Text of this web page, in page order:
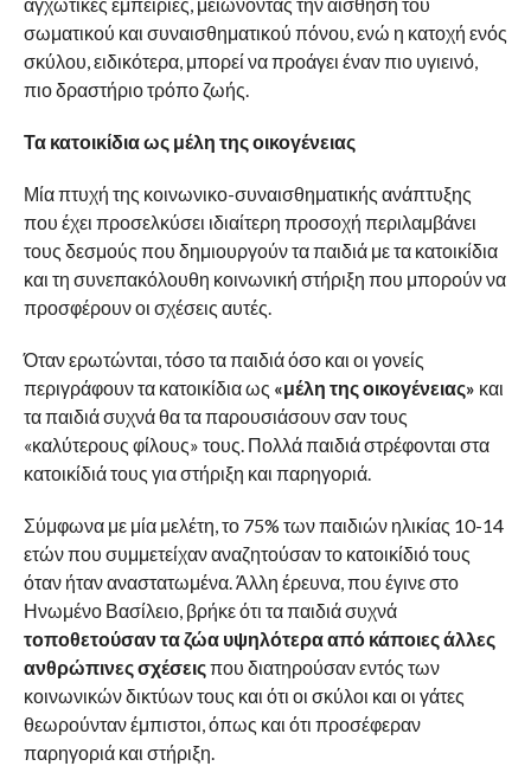
σωματικού και συναισθηματικού πόνου, ενώ η κατοχή ενός
σκύλου, ειδικότερα, μπορεί να προάγει έναν πιο υγιεινό,
πιο δραστήριο τρόπο ζωής.
Τα κατοικίδια ως μέλη της οικογένειας
Μία πτυχή της κοινωνικο-συναισθηματικής ανάπτυξης
που έχει προσελκύσει ιδιαίτερη προσοχή περιλαμβάνει
τους δεσμούς που δημιουργούν τα παιδιά με τα κατοικίδια
και τη συνεπακόλουθη κοινωνική στήριξη που μπορούν να
προσφέρουν οι σχέσεις αυτές.
Όταν ερωτώνται, τόσο τα παιδιά όσο και οι γονείς
περιγράφουν τα κατοικίδια ως «μέλη της οικογένειας» και
τα παιδιά συχνά θα τα παρουσιάσουν σαν τους
«καλύτερους φίλους» τους. Πολλά παιδιά στρέφονται στα
κατοικίδιά τους για στήριξη και παρηγοριά.
Σύμφωνα με μία μελέτη, το 75% των παιδιών ηλικίας 10-14
ετών που συμμετείχαν αναζητούσαν το κατοικίδιό τους
όταν ήταν αναστατωμένα. Άλλη έρευνα, που έγινε στο
Ηνωμένο Βασίλειο, βρήκε ότι τα παιδιά συχνά
τοποθετούσαν τα ζώα υψηλότερα από κάποιες άλλες
ανθρώπινες σχέσειςπου διατηρούσαν εντός των
κοινωνικών δικτύων τους και ότι οι σκύλοι και οι γάτες
θεωρούνταν έμπιστοι, όπως και ότι προσέφεραν
παρηγοριά και στήριξη.